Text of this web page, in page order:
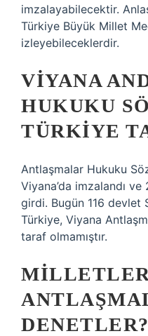
imzalayabilecektir.
Türkiye Büyük Millet
izleyebileceklerdir.
VIYANA
HUKUKU
TÜRKIYE
Antlaşmalar Hukuku
Viyana’da imzalandı
girdi. Bugün 116 devlet
Türkiye, Viyana
taraf olmamıştır.
DENETLER?